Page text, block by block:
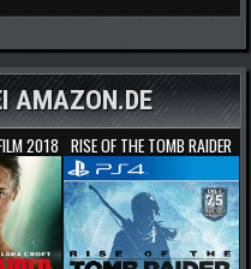
AMAZON.DE
2018 RISE OF THE TOMB RAIDER